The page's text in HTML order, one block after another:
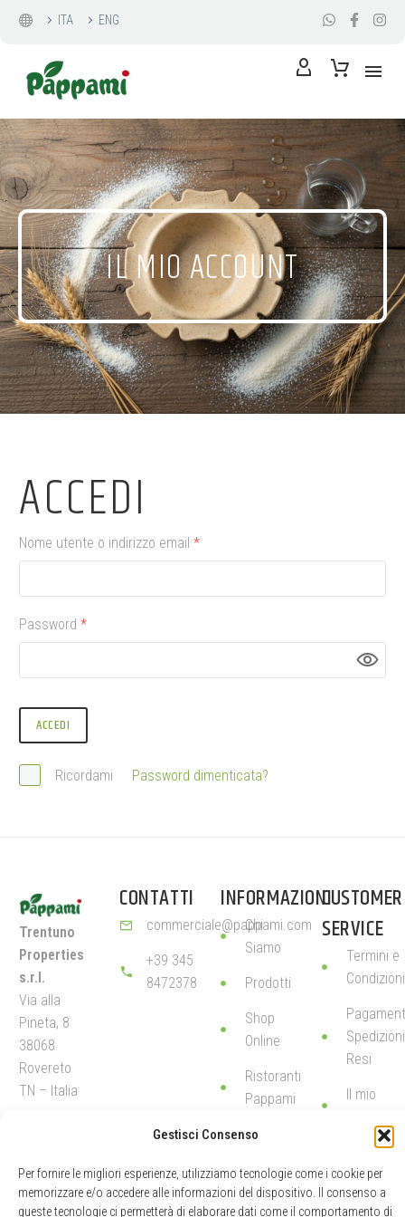
Gestisci Consenso
Per fornire le migliori esperienze, utilizziamo tecnologie come i cookie per
memorizzare e/o accedere alle informazioni del dispositivo. Il consenso a
queste tecnologie ci permetterà di elaborare dati come il comportamento di
ITA ENG
IL MIO ACCOUNT
ACCEDI
Nome utente o indirizzo email *
Password *
ACCEDI
Ricordami Password dimenticata?
Trentuno
Properties
s.r.l.
Via alla
Pineta, 8
38068
Rovereto
TN – Italia
PATENT N.
1784086
CONTATTI
commerciale@pappami.com
+39 345
8472378
INFORMAZIONI
Chi
Siamo
Prodotti
Shop
Online
Ristoranti
Pappami
CUSTOMER
SERVICE
Termini e
Condizioni
Resi
Il mio